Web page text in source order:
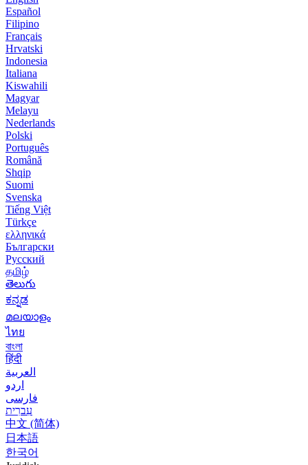
Español
Filipino
Français
Hrvatski
Indonesia
Italiana
Kiswahili
Magyar
Melayu
Nederlands
Polski
Português
Română
Shqip
Suomi
Svenska
Tiếng Việt
Türkçe
ελληνικά
Български
Русский
தமிழ்
తెలుగు
ಕನ್ನಡ
മലയാളം
ไทย
বাংলা
हिंदी
العربية
اردو
فارسی
עִברִית
中文 (简体)
日本語
한국어